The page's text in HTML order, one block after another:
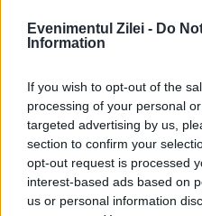
Evenimentul Zilei - Do
Information
If you wish to opt-out of the
processing of your personal
targeted advertising by us,
section to confirm your
opt-out request is processed
interest-based ads based on
us or personal information
se rostește astăzi,